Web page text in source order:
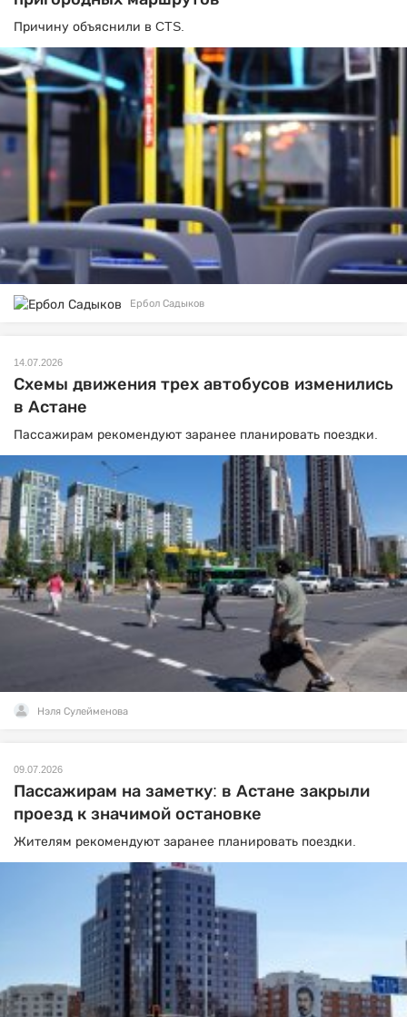
Причину объяснили в CTS.
Ербол Садыков
14.07.2026
Схемы движения трех автобусов изменились
в Астане
Пассажирам рекомендуют заранее планировать поездки.
Нэля Сулейменова
09.07.2026
Пассажирам на заметку: в Астане закрыли
проезд к значимой остановке
Жителям рекомендуют заранее планировать поездки.